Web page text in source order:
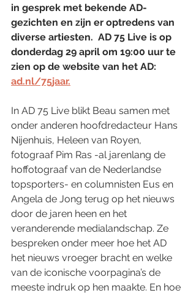
in gesprek met bekende AD-
gezichten en zijn er optredens van
diverse artiesten.  AD 75 Live is op
donderdag 29 april om 19:00 uur te
zien op de website van het AD:
ad.nl/75jaar.
In AD 75 Live blikt Beau samen met
onder anderen hoofdredacteur Hans
Nijenhuis, Heleen van Royen,
fotograaf Pim Ras -al jarenlang de
hoffotograaf van de Nederlandse
topsporters- en columnisten Eus en
Angela de Jong terug op het nieuws
door de jaren heen en het
veranderende medialandschap. Ze
bespreken onder meer hoe het AD
het nieuws vroeger bracht en welke
van de iconische voorpagina’s de
meeste indruk op hen maakte. En hoe